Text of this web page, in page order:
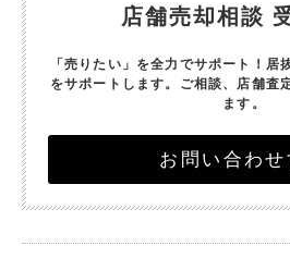
店舗売却相談
「売りたい」を全力でサポート！ 居
をサポートします。 ご相談、店舗査
ます。
お問い合わせ